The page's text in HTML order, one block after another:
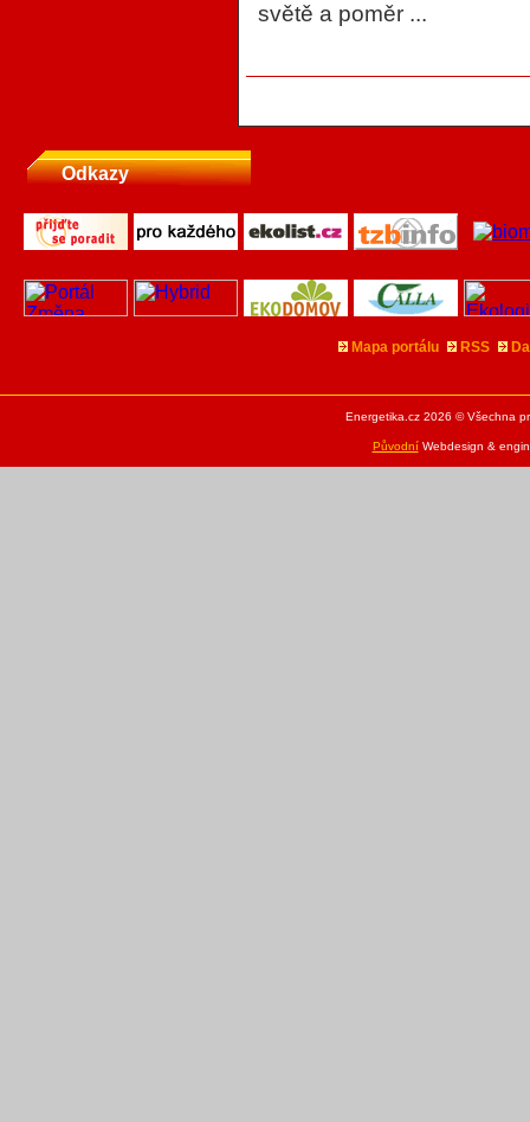
světě a poměr ...
Odkazy
Mapa portálu RSS
Energetika.cz 2026 © Všechna
PůvodníWebdesign &